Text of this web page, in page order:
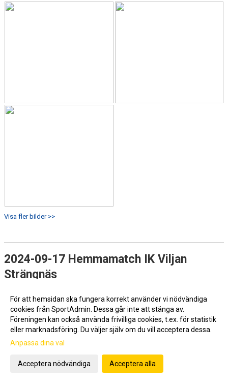
Visa fler bilder >>
2024-09-17 Hemmamatch IK Viljan
Strängnäs
För att hemsidan ska fungera korrekt använder vi nödvändiga
cookies från SportAdmin. Dessa går inte att stänga av.
Föreningen kan också använda frivilliga cookies, t.ex. för statistik
eller marknadsföring. Du väljer själv om du vill acceptera dessa.
Anpassa dina val
Acceptera nödvändiga Acceptera alla